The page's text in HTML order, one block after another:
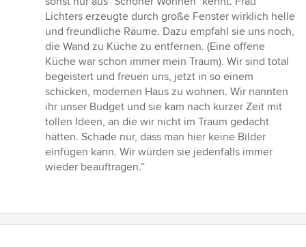
Lichters erzeugte durch große Fenster wirklich helle
und freundliche Räume. Dazu empfahl sie uns noch,
die Wand zu Küche zu entfernen. (Eine offene
Küche war schon immer mein Traum). Wir sind total
begeistert und freuen uns, jetzt in so einem
schicken, modernen Haus zu wohnen. Wir nannten
ihr unser Budget und sie kam nach kurzer Zeit mit
tollen Ideen, an die wir nicht im Traum gedacht
hätten. Schade nur, dass man hier keine Bilder
einfügen kann. Wir würden sie jedenfalls immer
wieder beauftragen.”